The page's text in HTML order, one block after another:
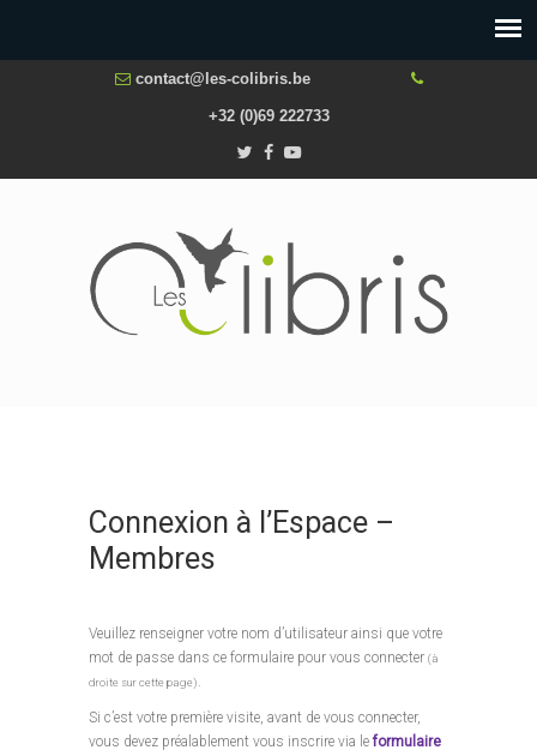
contact@les-colibris.be
+32 (0)69 222733
Connexion à l’Espace –
Membres
Veuillez renseigner votre nom d’utilisateur ainsi que votre
mot de passe dans ce formulaire pour vous connecter (à
droite sur cette page).
Si c’est votre première visite, avant de vous connecter,
vous devez préalablement vous inscrire via leformulaire